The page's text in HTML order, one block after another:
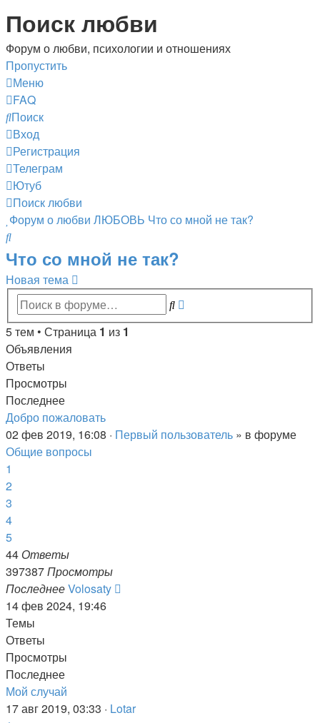
Поиск любви
Форум о любви, психологии и отношениях
Пропустить
Меню
FAQ
Поиск
Вход
Регистрация
Телеграм
Ютуб
Поиск любви
Форум о любви ЛЮБОВЬ Что со мной не так?
Поиск
Что со мной не так?
Новая тема
Поиск
поиск
5 тем • Страница 1 из 1
Объявления
Ответы
Просмотры
Последнее
Добро пожаловать
02 фев 2019, 16:08 · Первый пользователь » в форуме
Общие вопросы
1
2
3
4
5
44 Ответы
397387Просмотры
ПоследнееVolosaty
14 фев 2024, 19:46
Темы
Ответы
Просмотры
Последнее
Мой случай
17 авг 2019, 03:33 · Lotar